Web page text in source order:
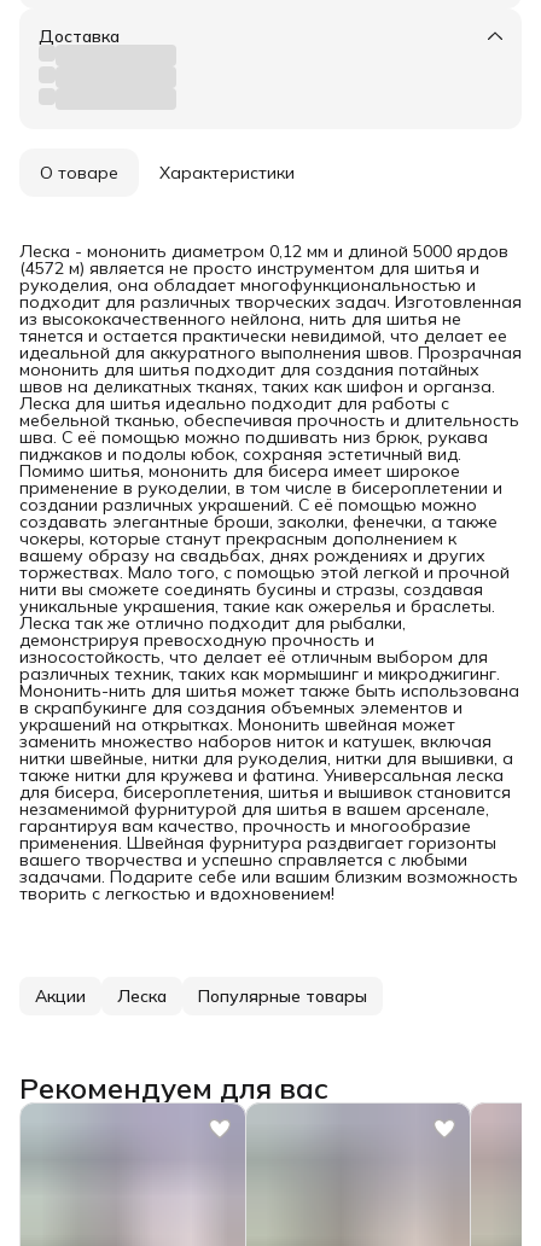
Доставка
О товаре Характеристики
Леска - мононить диаметром 0,12 мм и длиной 5000 ярдов
(4572 м) является не просто инструментом для шитья и
рукоделия, она обладает многофункциональностью и
подходит для различных творческих задач. Изготовленная
из высококачественного нейлона, нить для шитья не
тянется и остается практически невидимой, что делает ее
идеальной для аккуратного выполнения швов. Прозрачная
мононить для шитья подходит для создания потайных
швов на деликатных тканях, таких как шифон и органза.
Леска для шитья идеально подходит для работы с
мебельной тканью, обеспечивая прочность и длительность
шва. С её помощью можно подшивать низ брюк, рукава
пиджаков и подолы юбок, сохраняя эстетичный вид.
Помимо шитья, мононить для бисера имеет широкое
применение в рукоделии, в том числе в бисероплетении и
создании различных украшений. С её помощью можно
создавать элегантные броши, заколки, фенечки, а также
чокеры, которые станут прекрасным дополнением к
вашему образу на свадьбах, днях рождениях и других
торжествах. Мало того, с помощью этой легкой и прочной
нити вы сможете соединять бусины и стразы, создавая
уникальные украшения, такие как ожерелья и браслеты.
Леска так же отлично подходит для рыбалки,
демонстрируя превосходную прочность и
износостойкость, что делает её отличным выбором для
различных техник, таких как мормышинг и микроджигинг.
Мононить-нить для шитья может также быть использована
в скрапбукинге для создания объемных элементов и
украшений на открытках. Мононить швейная может
заменить множество наборов ниток и катушек, включая
нитки швейные, нитки для рукоделия, нитки для вышивки, а
также нитки для кружева и фатина. Универсальная леска
для бисера, бисероплетения, шитья и вышивок становится
незаменимой фурнитурой для шитья в вашем арсенале,
гарантируя вам качество, прочность и многообразие
применения. Швейная фурнитура раздвигает горизонты
вашего творчества и успешно справляется с любыми
задачами. Подарите себе или вашим близким возможность
творить с легкостью и вдохновением!
Акции Леска Популярные товары
Рекомендуем для вас